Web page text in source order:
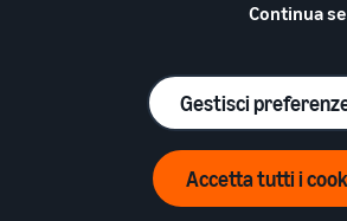
Termini e condizioni
Continua
Gestisci
Accetta tutti i